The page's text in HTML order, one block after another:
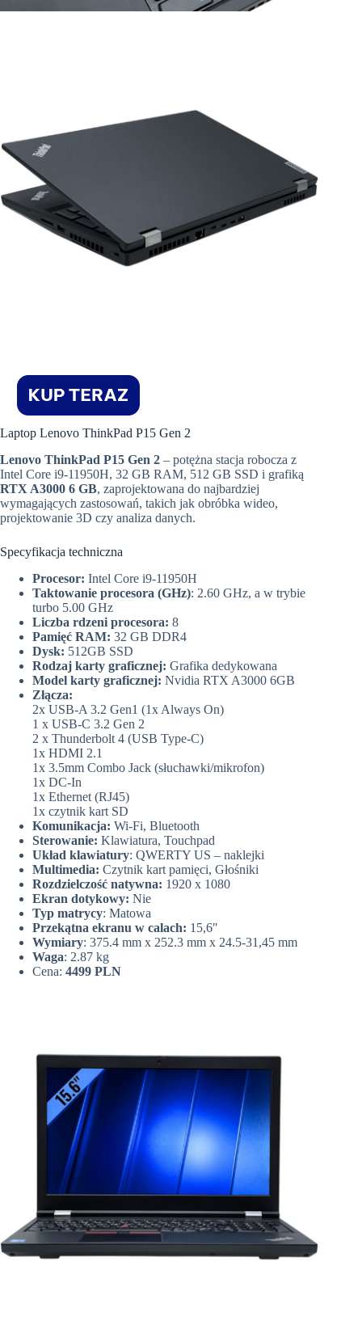
Laptop Lenovo ThinkPad P15 Gen 2
Lenovo ThinkPad P15 Gen 2 – potężna stacja robocza z
Intel Core i9-11950H, 32 GB RAM, 512 GB SSD i grafiką
RTX A3000 6 GB, zaprojektowana do najbardziej
wymagających zastosowań, takich jak obróbka wideo,
projektowanie 3D czy analiza danych.
Specyfikacja techniczna
Procesor: Intel Core i9-11950H
Taktowanie procesora (GHz): 2.60 GHz, a w trybie
turbo 5.00 GHz
Liczba rdzeni procesora: 8
Pamięć RAM: 32 GB DDR4
Dysk: 512GB SSD
Rodzaj karty graficznej: Grafika dedykowana
Model karty graficznej: Nvidia RTX A3000 6GB
Złącza:
2x USB-A 3.2 Gen1 (1x Always On)
1 x USB-C 3.2 Gen 2
2 x Thunderbolt 4 (USB Type-C)
1x HDMI 2.1
1x 3.5mm Combo Jack (słuchawki/mikrofon)
1x DC-In
1x Ethernet (RJ45)
1x czytnik kart SD
Komunikacja: Wi-Fi, Bluetooth
Sterowanie: Klawiatura, Touchpad
Układ klawiatury: QWERTY US – naklejki
Multimedia: Czytnik kart pamięci, Głośniki
Rozdzielczość natywna: 1920 x 1080
Ekran dotykowy: Nie
Typ matrycy: Matowa
Przekątna ekranu w calach: 15,6″
Wymiary: 375.4 mm x 252.3 mm x 24.5-31,45 mm
Waga: 2.87 kg
Cena: 4499 PLN